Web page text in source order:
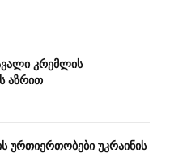
კრემლის
აზრით
ურთიერთობები უკრაინის